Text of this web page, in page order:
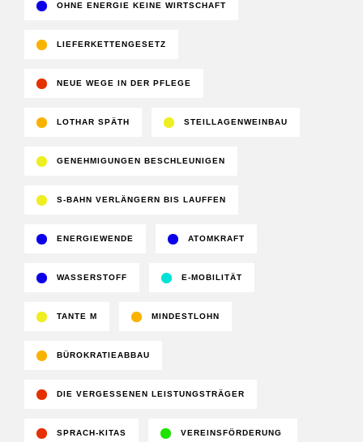
OHNE ENERGIE KEINE WIRTSCHAFT
LIEFERKETTENGESETZ
NEUE WEGE IN DER PFLEGE
LOTHAR SPÄTH STEILLAGENWEINBAU
GENEHMIGUNGEN BESCHLEUNIGEN
S-BAHN VERLÄNGERN BIS LAUFFEN
ENERGIEWENDE ATOMKRAFT
WASSERSTOFF E-MOBILITÄT
TANTE M MINDESTLOHN
BÜROKRATIEABBAU
DIE VERGESSENEN LEISTUNGSTRÄGER
SPRACH-KITAS VEREINSFÖRDERUNG